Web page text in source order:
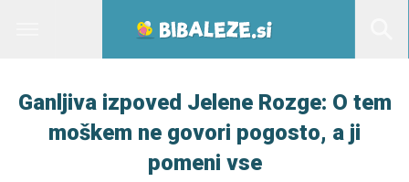
Ganljiva izpoved Jelene Rozge: O tem
moškem ne govori pogosto, a ji
pomeni vse